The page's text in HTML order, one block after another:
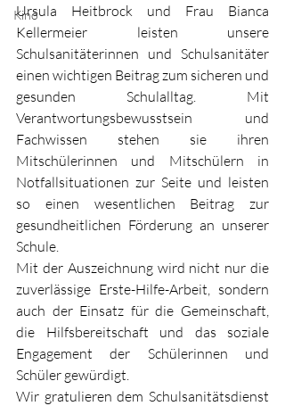
Kino
Ursula Heitbrock und Frau Bianca
Kellermeier leisten unsere
Schulsanitäterinnen und Schulsanitäter
einen wichtigen Beitrag zum sicheren und
gesunden Schulalltag. Mit
Verantwortungsbewusstsein und
Fachwissen stehen sie ihren
Mitschülerinnen und Mitschülern in
Notfallsituationen zur Seite und leisten
so einen wesentlichen Beitrag zur
gesundheitlichen Förderung an unserer
Schule.
Mit der Auszeichnung wird nicht nur die
zuverlässige Erste-Hilfe-Arbeit, sondern
auch der Einsatz für die Gemeinschaft,
die Hilfsbereitschaft und das soziale
Engagement der Schülerinnen und
Schüler gewürdigt.
Wir gratulieren dem Schulsanitätsdienst